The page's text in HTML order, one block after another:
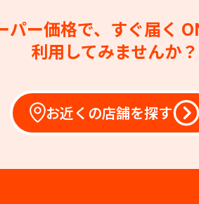
パー価格で、すぐ届く
利用してみませんか？
お近くの店舗を探す